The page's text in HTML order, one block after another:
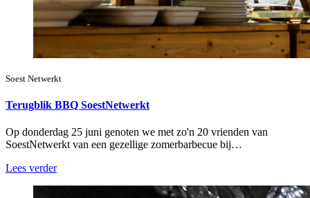
Soest Netwerkt
Terugblik BBQ SoestNetwerkt
Op donderdag 25 juni genoten we met zo'n 20 vrienden van
SoestNetwerkt van een gezellige zomerbarbecue bij…
Lees verder